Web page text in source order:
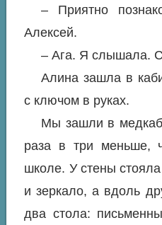
– Приятно
Алексей.
– Ага. Я слышала.
Алина зашла в
с ключом в руках.
Мы зашли в
раза в три меньше,
школе. У стены
и зеркало, а вдоль
два стола: